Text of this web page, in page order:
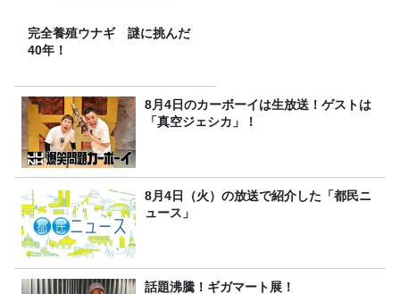
完全養殖ウナギ 謎に挑んだ
40年！
8月4日のカーボーイは生放送！ゲストは
「真空ジェシカ」！
8月4日（火）の放送で紹介した「都民ニ
ュース」
話題沸騰！ギガマート展！